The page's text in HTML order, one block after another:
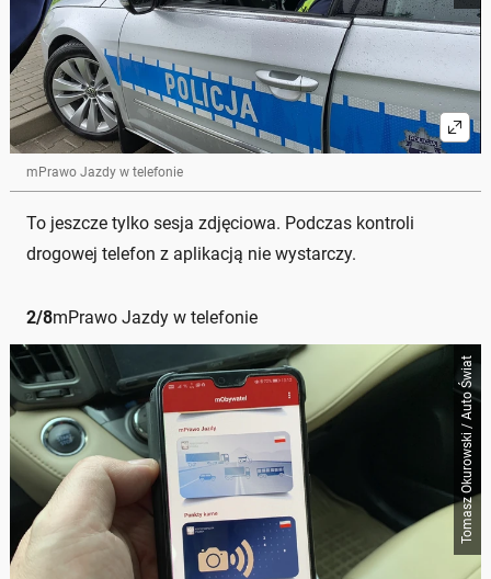
mPrawo Jazdy w telefonie
To jeszcze tylko sesja zdjęciowa. Podczas kontroli
drogowej telefon z aplikacją nie wystarczy.
2/8mPrawo Jazdy w telefonie
Tomasz Okurowski / Auto Świat